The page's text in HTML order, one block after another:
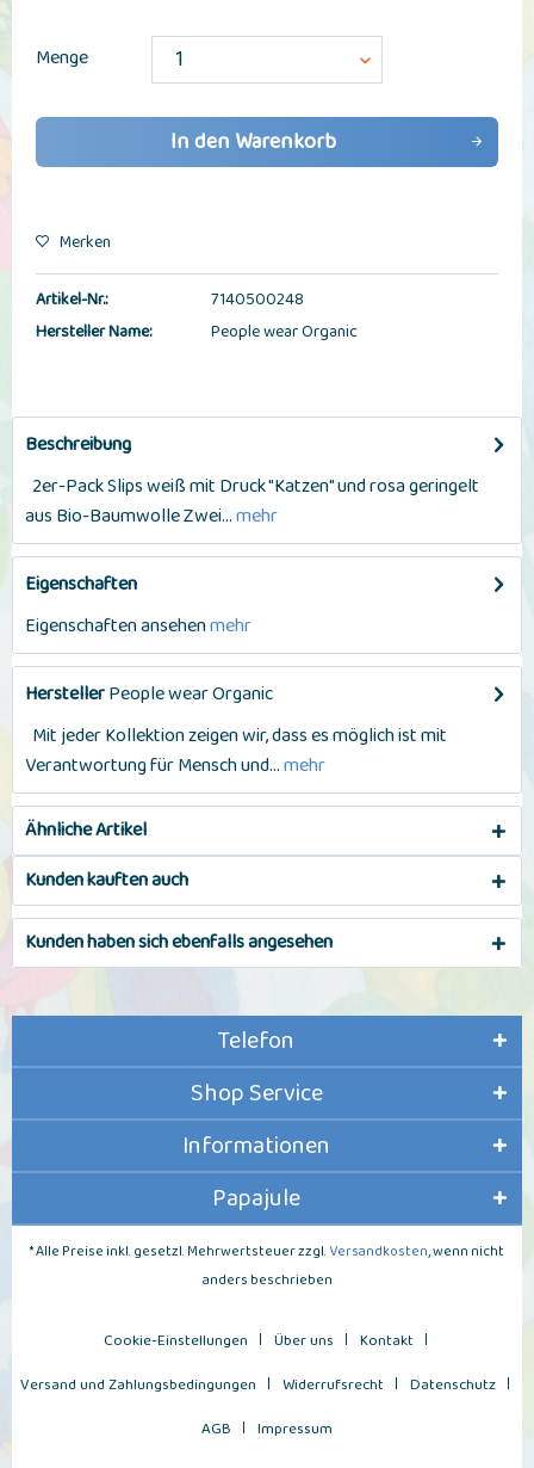
Menge
In den Warenkorb
Merken
Artikel-Nr.:
7140500248
Hersteller Name:
People wear Organic
Beschreibung
2er-Pack Slips weiß mit Druck "Katzen" und rosa geringelt
aus Bio-Baumwolle Zwei...mehr
Eigenschaften
Eigenschaften ansehenmehr
HerstellerPeople wear Organic
Mit jeder Kollektion zeigen wir, dass es möglich ist mit
Verantwortung für Mensch und...mehr
Ähnliche Artikel
Kunden kauften auch
Kunden haben sich ebenfalls angesehen
Telefon
Shop Service
Informationen
Papajule
* Alle Preise inkl. gesetzl. Mehrwertsteuer zzgl. Versandkosten, wenn nicht
anders beschrieben
Cookie-Einstellungen Über uns
Kontakt
Versand und Zahlungsbedingungen
Widerrufsrecht
Datenschutz
AGB
Impressum